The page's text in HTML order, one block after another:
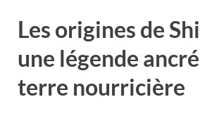
Les origines de
une légende
terre nourricière